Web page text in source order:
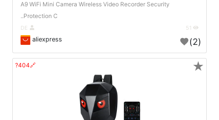
A9 WiFi Mini Camera Wireless Video Recorder Security
Protection C..
aliexpress (2)
🔗404? ★